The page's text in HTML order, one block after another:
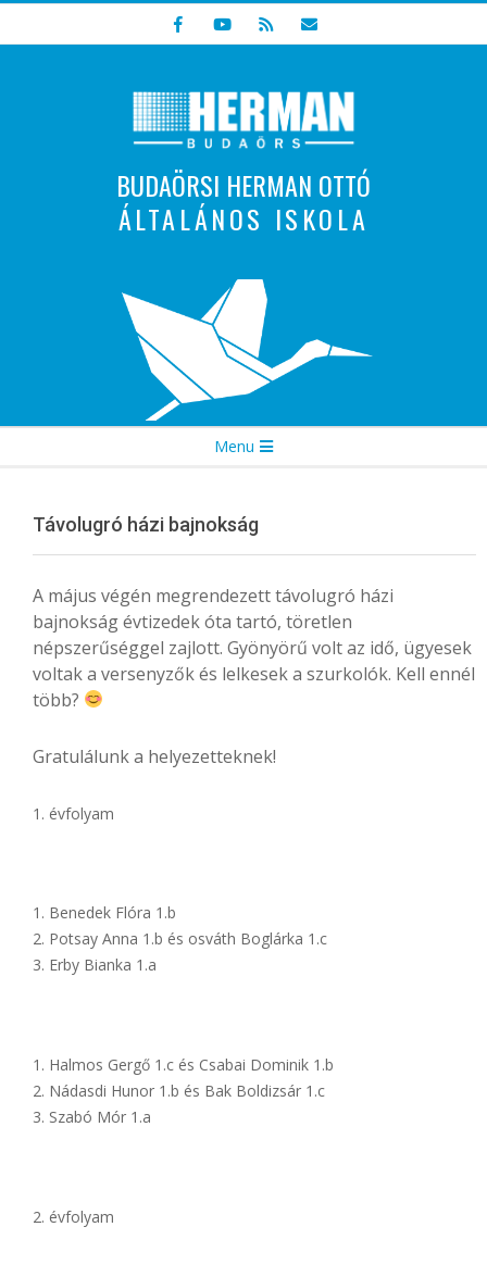
to
BUDAÖRSI HERMAN OTTÓ
ÁLTALÁNOS ISKOLA
Indulunk! Hamarosan újraindul oldalunk!
Menu
Távolugró házi bajnokság
A május végén megrendezett távolugró házi
bajnokság évtizedek óta tartó, töretlen
népszerűséggel zajlott. Gyönyörű volt az idő, ügyesek
voltak a versenyzők és lelkesek a szurkolók. Kell ennél
több?
Gratulálunk a helyezetteknek!
évfolyam
Benedek Flóra 1.b
Potsay Anna 1.b és osváth Boglárka 1.c
Erby Bianka 1.a
Halmos Gergő 1.c és Csabai Dominik 1.b
Nádasdi Hunor 1.b és Bak Boldizsár 1.c
Szabó Mór 1.a
évfolyam